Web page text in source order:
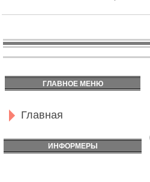
ГЛАВНОЕ МЕНЮ
Главная
ИНФОРМЕРЫ